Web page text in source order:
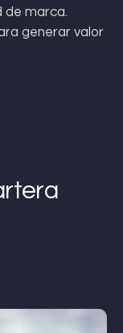
de marca.
generar valor